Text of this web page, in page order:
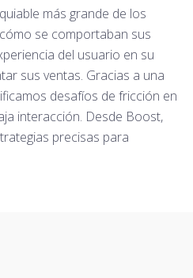
más grande de los
se comportaban sus
del usuario en su
sus ventas. Gracias a una
desafíos de fricción en
interacción. Desde Boost,
precisas para